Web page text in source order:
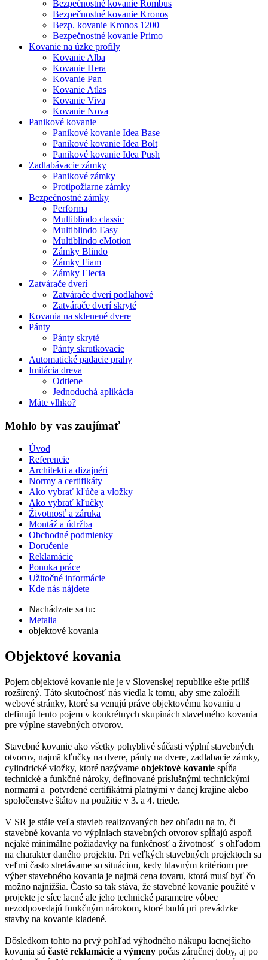
Bezpečnostné kovanie Rombus
Bezpečnostné kovanie Kronos
Bezp. kovanie Kronos 1200
Bezpečnostné kovanie Primo
Kovanie na úzke profily
Kovanie Alba
Kovanie Hera
Kovanie Pan
Kovanie Atlas
Kovanie Viva
Kovanie Nova
Panikové kovanie
Panikové kovanie Idea Base
Panikové kovanie Idea Bolt
Panikové kovanie Idea Push
Zadlabávacie zámky
Panikové zámky
Protipožiarne zámky
Bezpečnostné zámky
Performa
Multiblindo classic
Multiblindo Easy
Multiblindo eMotion
Zámky Blindo
Zámky Fiam
Zámky Electa
Zatvárače dverí
Zatvárače dverí podlahové
Zatvárače dverí skryté
Kovania na sklenené dvere
Pánty
Pánty skryté
Pánty skrutkovacie
Automatické padacie prahy
Imitácia dreva
Odtiene
Jednoduchá aplikácia
Máte vlhko?
Mohlo by vas zaujímať
Úvod
Referencie
Architekti a dizajnéri
Normy a certifikáty
Ako vybrať kľúče a vložky
Ako vybrať kľučky
Životnosť a záruka
Montáž a údržba
Obchodné podmienky
Doručenie
Reklamácie
Ponuka práce
Užitočné informácie
Kde nás nájdete
Nachádzate sa tu:
Metalia
objektové kovania
Objektové kovania
Pojem objektové kovanie nie je v Slovenskej republike ešte príliš
rozšírený. Táto skutočnosť nás viedla k tomu, aby sme založili
webové stránky, ktoré sa venujú práve objektovému kovaniu a
definujú tento pojem v konkrétnych skupinách stavebného kovania
pre výplne stavebných otvorov.
Stavebné kovanie ako všetky pohyblivé súčasti výplní stavebných
otvorov, najmä kľučky na dvere, pánty na dvere, zadlabacie zámky,
cylindrické vložky, ktoré nazývame objektové kovanie spĺňa
technické a funkčné nároky, definované príslušnými technickými
normami a potvrdené certifikátmi platnými v danej krajine alebo
spoločenstve štátov na použitie v 3. a 4. triede.
V SR je stále veľa stavieb realizovaných bez ohľadu na to, či
stavebné kovania vo výplniach stavebných otvorov spĺňajú aspoň
nejaké minimálne požiadavky na funkčnosť a životnosť s ohľadom
na charakter daného projektu. Pri veľkých stavebných projektoch sa
veľmi často stretávame so situáciou, kedy hlavným kritériom pre
výber stavebného kovania je najmä cena tovaru, ktorá musí byť čo
možno najnižšia. Často sa tak stáva, že stavebné kovanie použité v
projekte je síce lacné ale jeho technické parametre vôbec
nezodpovedajú funkčným nárokom, ktoré budú pri prevádzke
stavby na kovanie kladené.
Dôsledkom tohto na prvý pohľad výhodného nákupu lacnejšieho
kovania sú časté reklamácie a výmeny počas záručnej doby, aj po